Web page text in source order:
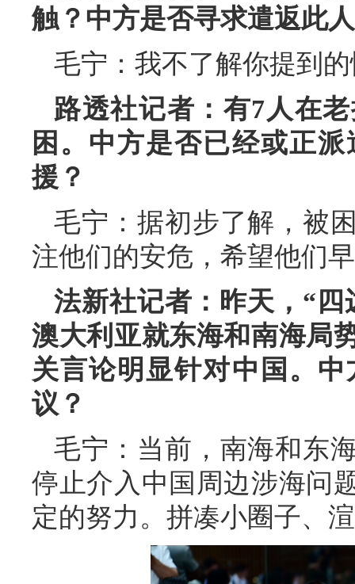
触？中方是否寻求遣返此
毛宁：我不了解你提到
路透社记者：有7人在
困。中方是否已经或正
援？
毛宁：据初步了解，被
注他们的安危，希望他们
法新社记者：昨天，“
澳大利亚就东海和南海局
关言论明显针对中国。
议？
毛宁：当前，南海和东
停止介入中国周边涉海问
定的努力。拼凑小圈子、